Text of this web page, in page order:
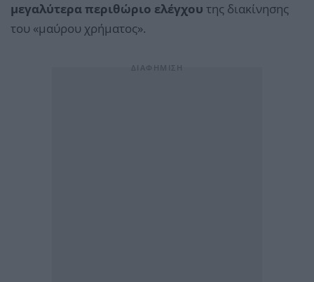
μεγαλύτερα περιθώριο ελέγχου της διακίνησης
του «μαύρου χρήματος».